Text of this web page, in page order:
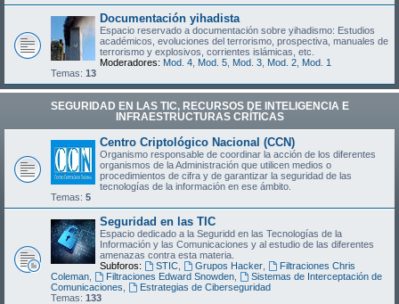
Documentación yihadista
Espacio reservado a documentación sobre yihadismo: Estudios
académicos, evoluciones del terrorismo, prospectiva, manuales de
terrorismo y explosivos, corrientes islámicas, etc.
Moderadores: Mod. 4 Mod. 5 Mod. 3 Mod. 2 Mod. 1
Temas: 13
SEGURIDAD EN LAS TIC, RECURSOS DE INTELIGENCIA E
INFRAESTRUCTURAS CRÍTICAS
Centro Criptológico Nacional (CCN)
Organismo responsable de coordinar la acción de los diferentes
organismos de la Administración que utilicen medios o
procedimientos de cifra y de garantizar la seguridad de las
tecnologías de la información en ese ámbito.
Temas: 5
Seguridad en las TIC
Espacio dedicado a la Seguridd en las Tecnologías de la
Información y las Comunicaciones y al estudio de las diferentes
amenazas contra esta materia.
Subforos:
STIC, Grupos Hacker,
Filtraciones Chris
Coleman
Filtraciones Edward Snowden,
Sistemas de Interceptación de
Comunicaciones
Estrategias de Ciberseguridad
Temas: 133